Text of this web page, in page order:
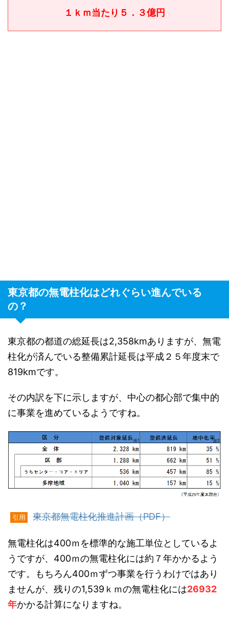
１ｋｍ当たり５．３億円
東京都の無電柱化はどれぐらい進んでいる
の？
東京都の都道の総延長は2,358kmありますが、無電
柱化が済んでいる整備累計延長は平成２５年度末で
819kmです。
その内訳を下に示しますが、中心の都心部で集中的
に事業を進めているようですね。
引用 東京都無電柱化推進計画（PDF）
無電柱化は400ｍを標準的な施工単位としているよ
うですが、400ｍの無電柱化には約７年かかるよう
です。もちろん400ｍずつ事業を行うわけではあり
ませんが、残りの1,539ｋｍの無電柱化には26932
年かかる計算になりますね。